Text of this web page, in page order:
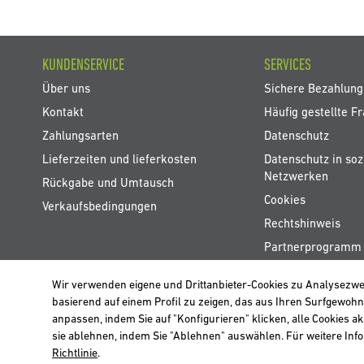
Verwendung akzeptieren. Für weitere Informationen klicken Sie
Schließen
KUNDENSERVICE
Über uns
Kontakt
Zahlungsarten
Lieferzeiten und lieferkosten
Rückgabe und Umtausch
Verkaufsbedingungen
SERVICES
Sichere Bezahlung
Häufig gestellte
Datenschutz
Datenschutz in
Netzwerken
Cookies
Rechtshinweis
Partnerprogramm
BELGIË / BELGIQUE
Wir verwenden eigene und Drittanbieter-Cookies zu
basierend auf einem Profil zu zeigen, das aus Ihren
anpassen, indem Sie auf "Konfigurieren" klicken, alle Cookies
sie ablehnen, indem Sie "Ablehnen" auswählen. Für weitere
Richtlinie.